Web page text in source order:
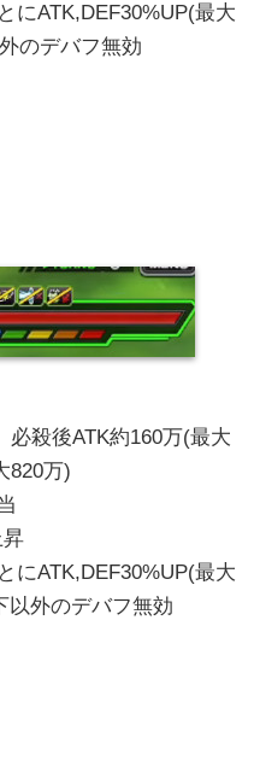
にATK,DEF30%UP(最大
のデバフ無効
必殺後ATK約160万(最大
820万)
昇
にATK,DEF30%UP(最大
以外のデバフ無効